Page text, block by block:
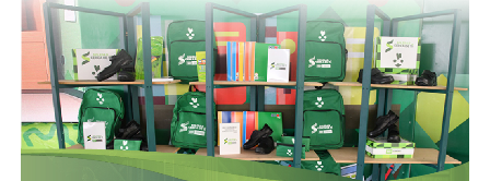
velocidad sin criterio de las herramientas a la mano,el
peligroso scroll incuestionable,el reto de informar en 4
palabras o detener al navegante en dos segundos, ha
generado dos cosas:nuevas especies en el espectro
de la comunicación y el periodismo, y la desalmada
condena que nos depara si seguimos confundiendo
cualquier cosa como noticia, sin cuestionarla y -lo que